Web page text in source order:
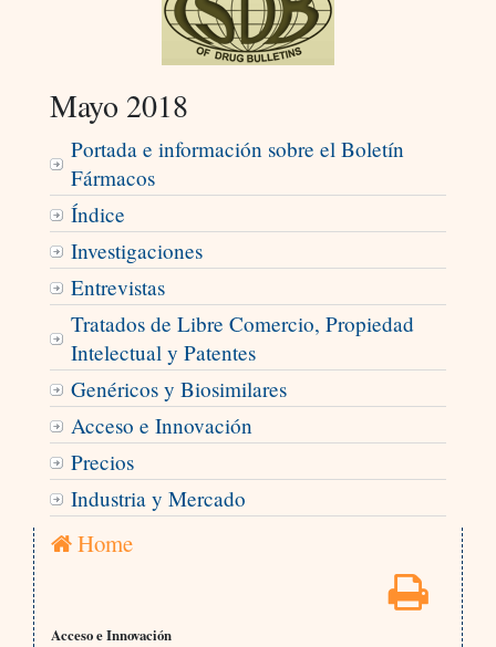
Mayo 2018
Portada e información sobre el Boletín
Fármacos
Índice
Investigaciones
Entrevistas
Tratados de Libre Comercio, Propiedad
Intelectual y Patentes
Genéricos y Biosimilares
Acceso e Innovación
Precios
Industria y Mercado
Home
Acceso e Innovación